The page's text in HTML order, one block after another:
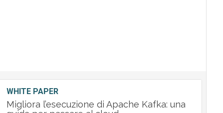
WHITE PAPER
Migliora l’esecuzione di Apache Kafka: una